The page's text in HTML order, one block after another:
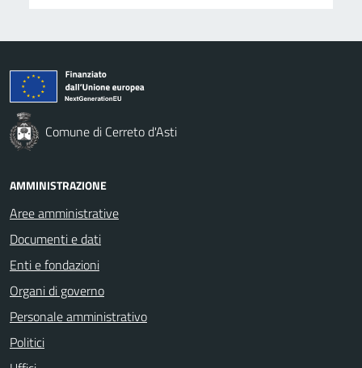
Comune di Cerreto d'Asti
AMMINISTRAZIONE
Aree amministrative
Documenti e dati
Enti e fondazioni
Organi di governo
Personale amministrativo
Politici